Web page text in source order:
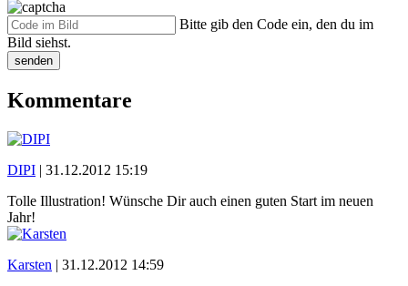
Bitte gib den Code ein, den du im
Bild siehst.
senden
Kommentare
DIPI | 31.12.2012 15:19
Tolle Illustration! Wünsche Dir auch einen guten Start im neuen
Jahr!
Karsten | 31.12.2012 14:59